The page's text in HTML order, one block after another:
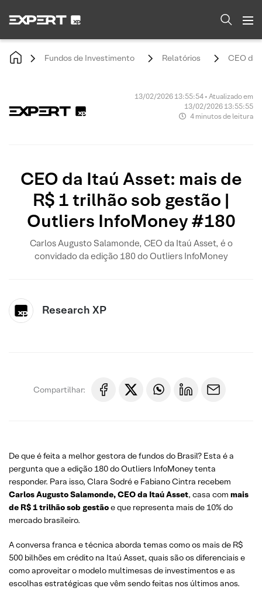
Fundos de Investimento Relatórios CEO da
13/02/2026 13:55:54 • Atualizado em
13/02/2026 13:55:55
4 minutos de leitura
CEO da Itaú Asset: mais de
R$ 1 trilhão sob gestão |
Outliers InfoMoney #180
Carlos Augusto Salamonde, CEO da Itaú Asset, é o
convidado da edição 180 do Outliers InfoMoney
Research XP
Compartilhar:
De que é feita a melhor gestora de fundos do Brasil? Esta é a
pergunta que a edição 180 do Outliers InfoMoney tenta
responder. Para isso, Clara Sodré e Fabiano Cintra recebem
Carlos Augusto Salamonde, CEO da Itaú Asset, casa com mais
de R$ 1 trilhão sob gestãoe que representa mais de 10% do
mercado brasileiro.
A conversa franca e técnica aborda temas como os mais de R$
500 bilhões em crédito na Itaú Asset, quais são os diferenciais e
como aproveitar o modelo multimesas de investimentos e as
escolhas estratégicas que vêm sendo feitas nos últimos anos.